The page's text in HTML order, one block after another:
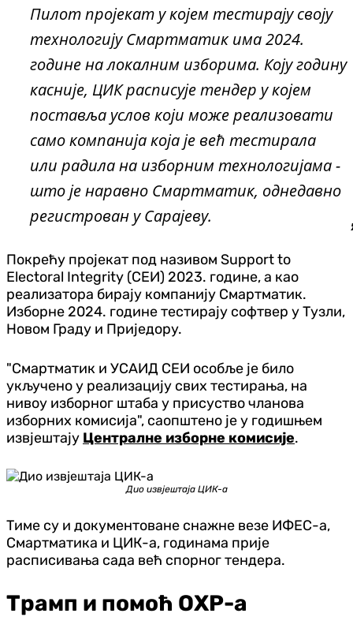
Пилот пројекат у којем тестирају своју
технологију Смартматик има 2024.
године на локалним изборима. Коју годину
касније, ЦИК расписује тендер у којем
поставља услов који може реализовати
само компанија која је већ тестирала
или радила на изборним технологијама -
што је наравно Смартматик, однедавно
регистрован у Сарајеву.
Покрећу пројекат под називом Support to
Electoral Integrity (СЕИ) 2023. године, а као
реализатора бирају компанију Смартматик.
Изборне 2024. године тестирају софтвер у Тузли,
Новом Граду и Приједору.
"Смартматик и УСАИД СЕИ особље је било
укључено у реализацију свих тестирања, на
нивоу изборног штаба у присуство чланова
изборних комисија", саопштено је у годишњем
извјештају Централне изборне комисије.
Дио извјештаја ЦИК-а
Тиме су и документоване снажне везе ИФЕС-а,
Смартматика и ЦИК-а, годинама прије
расписивања сада већ спорног тендера.
Трамп и помоћ ОХР-а